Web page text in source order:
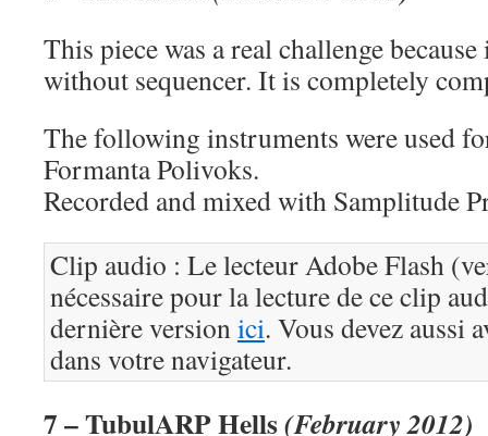
This piece was a real challenge
without sequencer. It is completely
The following instruments were used
Formanta Polivoks.
Recorded and mixed with Samplitude
Clip audio : Le lecteur Adobe Flash
nécessaire pour la lecture de ce clip
dernière versionici. Vous devez aussi
dans votre navigateur.
7 – TubulARP Hells(February 2012)